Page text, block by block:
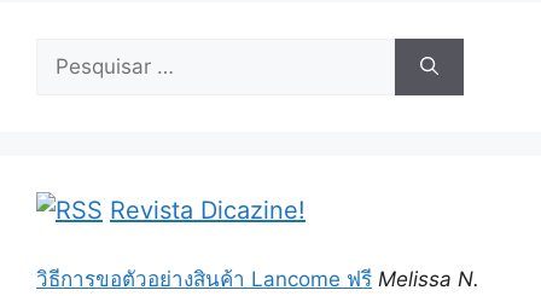
Pesquisar
Revista Dicazine!
วิธีการขอตัวอย่างสินค้า Lancome ฟรี Melissa N.